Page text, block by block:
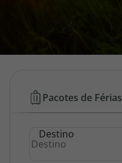
Área de Cliente
Hotéis
Baratos
Pacotes de Férias
Destino